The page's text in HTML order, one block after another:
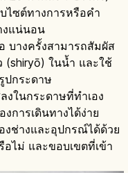
ไซต์ทางการหรือคำ
งแน่นอน
บางครั้งสามารถสัมผัส
(shiryō) ในน้ำ และใช้
ปกระดาษ
งในกระดาษที่ทำเอง
การเดินทางได้ง่าย
งช่างและอุปกรณ์ได้ด้วย
ไม่ และขอบเขตที่เข้า